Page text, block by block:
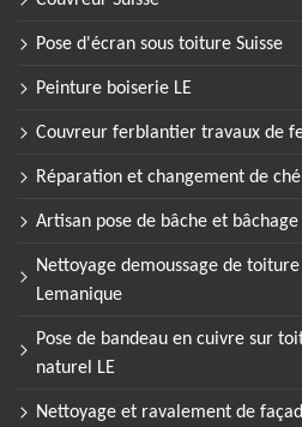
Pose d'écran sous toiture Suisse
Peinture boiserie LE
Couvreur ferblantier travaux de
Réparation et changement de
Artisan pose de bâche et
Nettoyage demoussage de
Lemanique
Pose de bandeau en cuivre sur
naturel LE
Nettoyage et ravalement de